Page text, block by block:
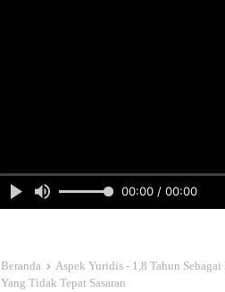
00:00 / 00:00
Beranda
Aspek Yuridis - 1,8 Tahun
Yang Tidak Tepat Sasaran